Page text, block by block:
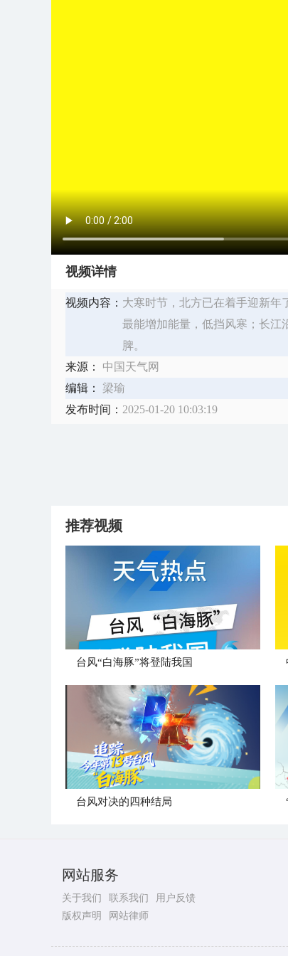
视频详情
视频内容： 大寒时节，北方已在着手迎新年
最能增加能量，低挡风寒；长江
脾。
来源：
中国天气网
编辑：
梁瑜
发布时间： 2025-01-20 10:03:19
推荐视频
台风“白海豚”将登陆我国
台风对决的四种结局
网站服务
关于我们 联系我们
用户反馈
版权声明
网站律师